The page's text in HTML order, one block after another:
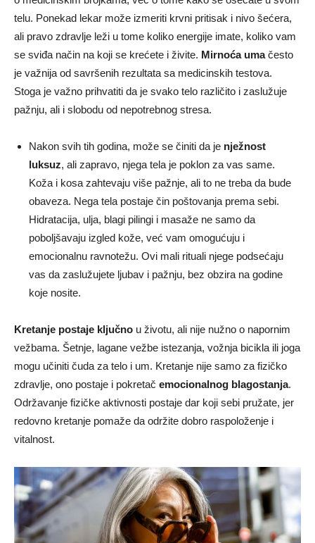
telu. Ponekad lekar može izmeriti krvni pritisak i nivo šećera,
ali pravo zdravlje leži u tome koliko energije imate, koliko vam
se sviđa način na koji se krećete i živite. Mirnoća umačesto
je važnija od savršenih rezultata sa medicinskih testova.
Stoga je važno prihvatiti da je svako telo različito i zaslužuje
pažnju, ali i slobodu od nepotrebnog stresa.
Nakon svih tih godina, može se činiti da je nježnost
luksuz, ali zapravo, njega tela je poklon za vas same.
Koža i kosa zahtevaju više pažnje, ali to ne treba da bude
obaveza. Nega tela postaje čin poštovanja prema sebi.
Hidratacija, ulja, blagi pilingi i masaže ne samo da
poboljšavaju izgled kože, već vam omogućuju i
emocionalnu ravnotežu. Ovi mali rituali njege podsećaju
vas da zaslužujete ljubav i pažnju, bez obzira na godine
koje nosite.
Kretanje postaje ključno u životu, ali nije nužno o napornim
vežbama. Šetnje, lagane vežbe istezanja, vožnja bicikla ili joga
mogu učiniti čuda za telo i um. Kretanje nije samo za fizičko
zdravlje, ono postaje i pokretač emocionalnog blagostanja.
Održavanje fizičke aktivnosti postaje dar koji sebi pružate, jer
redovno kretanje pomaže da održite dobro raspoloženje i
vitalnost.